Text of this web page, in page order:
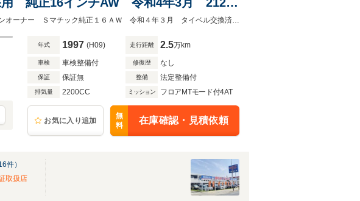
ーレス 取説 保証書 記録簿
Ｈ２２Ａ型 ＶＴＥＣエンジン フルオリジナル ワンオーナー Ｓマチック純正１６ＡＷ 令和４年３月 タイベル交換済 ETC キーレス 取説 保証書 記録簿 BB6プレリュード
年式 1997 (H09) 走行距離 2.5万km
車検 車検整備付 修復歴 なし
保証 保証無 整備 法定整備付
排気量 2200CC ミッション フロアMTモード付4AT
お気に入り追加
無
料
在庫確認・見積依頼
件）
取扱店